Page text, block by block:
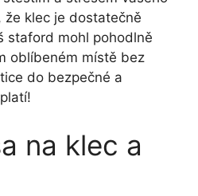
že klec je dostatečně
staford mohl pohodlně
oblíbeném místě bez
do bezpečné a
na klec a